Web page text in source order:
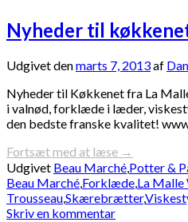
Nyheder til
Udgivet denmarts 7, 2013af
Nyheder til Køkkenet fra La
i valnød, forklæde i læder,
den bedste franske kvalitet!
Fortsæt med at læse →
Udgivet Beau Marché,Potter &
Beau Marché,Forklæde,La Malle
Trousseau,Skærebrætter,
Skriv en kommentar